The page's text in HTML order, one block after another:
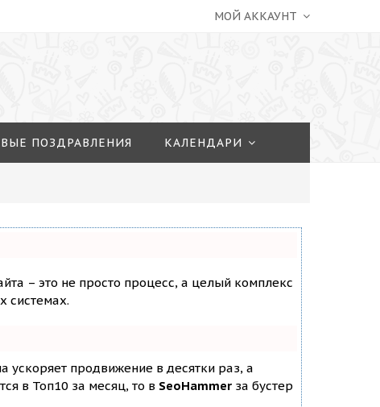
МОЙ АККАУНТ
ПОЗДРАВЛЕНИЯ КАЛЕНДАРИ
– это не просто процесс, а целый комплекс
системах.
ускоряет продвижение в десятки раз, а
в Топ10 за месяц, то в SeoHammer за бустер